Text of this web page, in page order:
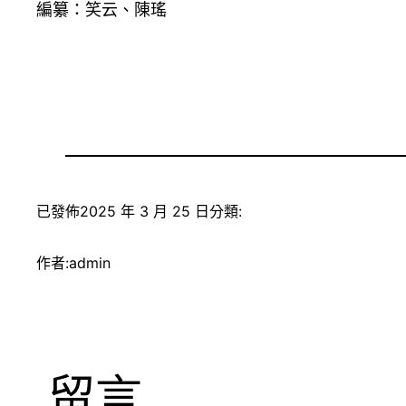
編纂：笑云、陳瑤
已發佈2025 年 3 月 25 日 分類:
作者:admin